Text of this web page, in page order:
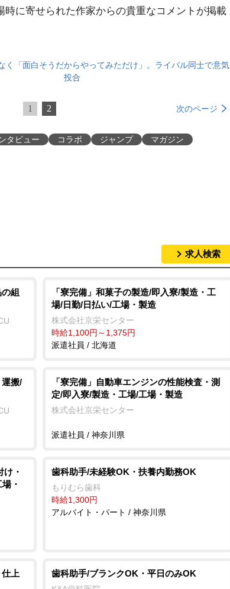
時に寄せられた作家からの貴重なコメントが掲載
く「面白そうだからやってみただけ」。ライバル同士で意気
投合
1 2 次のページ
タビュー コラボ ジャンプ
マガジン
求人検索
組
「寮完備」和菓子の製造/即入寮/製造・工
場/日勤/日払い/工場・製造
株式会社京栄センター
時給1,100円～1,375円
派遣社員 / 北海道
搬/
「寮完備」自動車エンジンの性能検査・測
定/即入寮/製造・工場/工場・製造
株式会社京栄センター
派遣社員 / 神奈川県
け・
・
歯科助手/未経験OK・扶養内勤務OK
もりむら歯科
時給1,300円
アルバイト・パート / 神奈川県
上
歯科助手/ブランクOK・平日のみOK